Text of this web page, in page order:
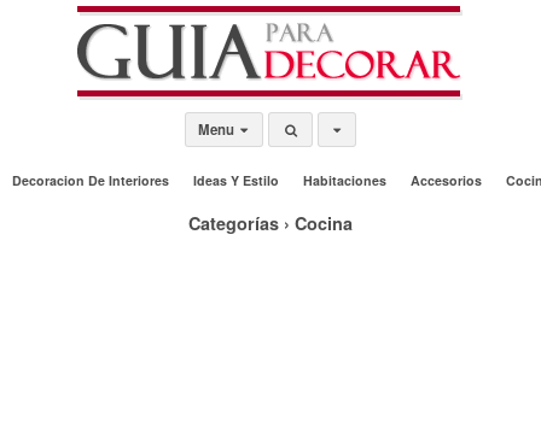
Menu
Decoracion De Interiores Ideas Y Estilo Habitaciones Accesorios
Categorías › Cocina